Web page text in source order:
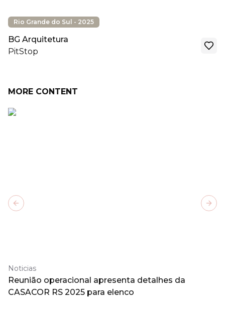
Rio Grande do Sul - 2025
BG Arquitetura
PitStop
MORE CONTENT
Noticias
Reunião operacional apresenta detalhes da
CASACOR RS 2025 para elenco
Previous slide